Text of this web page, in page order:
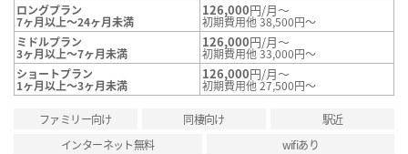
ロングプラン
7ヶ月以上～24ヶ月未満
126,000円/月～
初期費用他 38,500円～
ミドルプラン
3ヶ月以上～7ヶ月未満
126,000円/月～
初期費用他 33,000円～
ショートプラン
1ヶ月以上～3ヶ月未満
126,000円/月～
初期費用他 27,500円～
ファミリー向け 同棲向け
駅近
インターネット無料
wifiあり